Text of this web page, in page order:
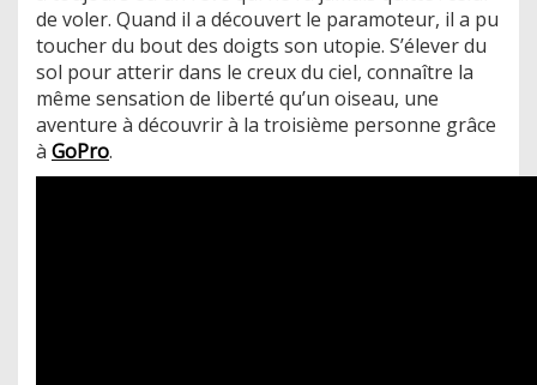
de voler. Quand il a découvert le paramoteur, il a pu
toucher du bout des doigts son utopie. S’élever du
sol pour atterir dans le creux du ciel, connaître la
même sensation de liberté qu’un oiseau, une
aventure à découvrir à la troisième personne grâce
à GoPro.